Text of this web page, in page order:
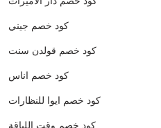
كود خصم جيني
كود خصم قولدن سنت
كود خصم اناس
كود خصم ايوا للنظارات
كود خصم وقت اللياقة